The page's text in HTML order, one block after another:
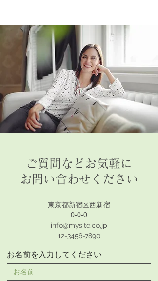
ご質問などお気軽に
お問い合わせください
東京都新宿区西新宿
0-0-0
info@mysite.co.jp
12-3456-7890
お名前を入力してください